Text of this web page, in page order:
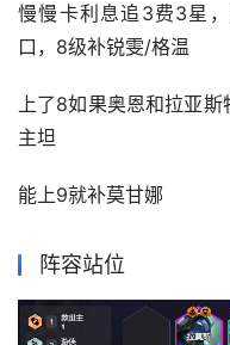
慢慢卡利息追3费3星
口，8级补锐雯/格温
上了8如果奥恩和拉亚
主坦
能上9就补莫甘娜
阵容站位